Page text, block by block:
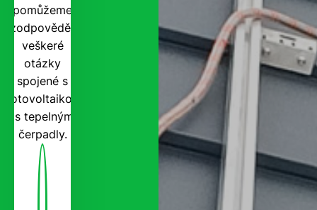
pomůžeme
zodpovědět
veškeré
otázky
spojené s
fotovoltaikou
i s tepelnými
čerpadly.